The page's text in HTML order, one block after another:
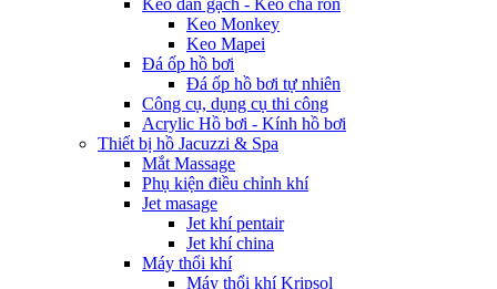
Keo dán gạch - Keo chà ron
Keo Monkey
Keo Mapei
Đá ốp hồ bơi
Đá ốp hồ bơi tự nhiên
Công cụ, dụng cụ thi công
Acrylic Hồ bơi - Kính hồ bơi
Thiết bị hồ Jacuzzi & Spa
Mắt Massage
Phụ kiện điều chỉnh khí
Jet masage
Jet khí pentair
Jet khí china
Máy thổi khí
Máy thổi khí Kripsol